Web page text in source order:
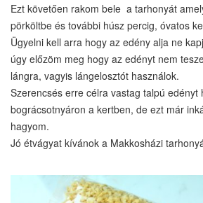
Ezt követően rakom bele a tarhonyát
pörköltbe és további húsz percig, óvatos
Ügyelni kell arra hogy az edény alja ne
úgy előzöm meg hogy az edényt nem
lángra, vagyis lángelosztót használok.
Szerencsés erre célra vastag talpú edényt
bográcsotnyáron a kertben, de ezt már
hagyom.
Jó étvágyat kívánok a Makkosházi